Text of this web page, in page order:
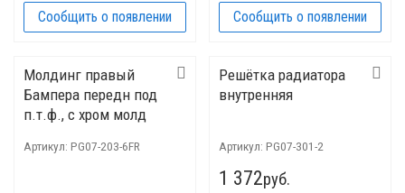
Сообщить о появлении Сообщить о появлении
Молдинг правый
Бампера передн под
п.т.ф., с хром молд
Артикул: PG07-203-6FR
Решётка радиатора
внутренняя
Артикул: PG07-301-2
1 372руб.